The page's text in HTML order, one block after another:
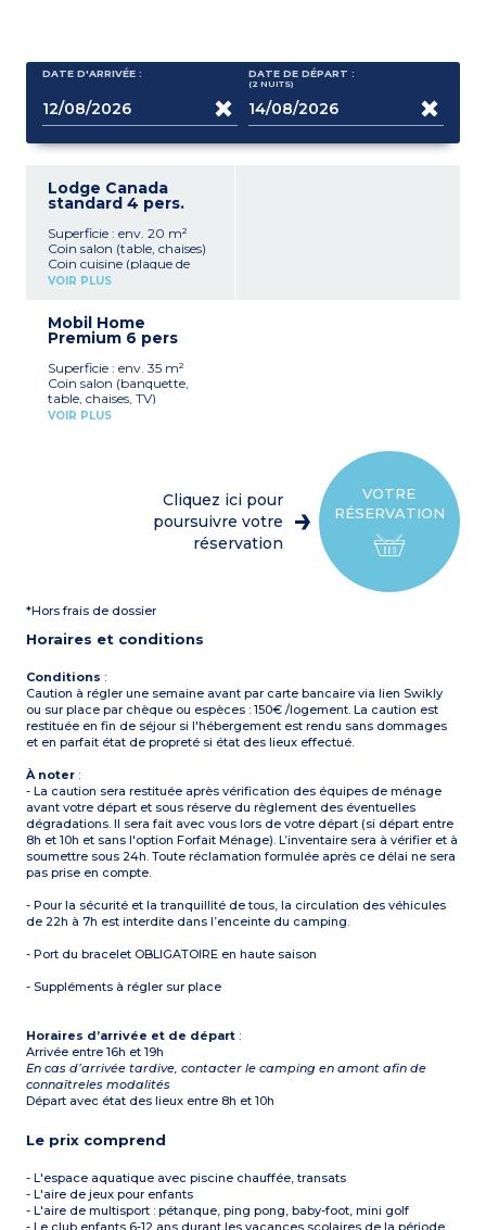
DATE D'ARRIVÉE : DATE DE DÉPART :
(2 NUITS)
Lodge Canada
standard 4 pers.
Superficie : env. 20 m²
Coin salon (table, chaises)
Coin cuisine (plaque de
cuisson, réfrigérateur,
(140 x 190 cm)
1 chambre avec 2 lits
Terrasse couverte
Capacité max. 4
personnes
VOIR PLUS
Mobil Home
Premium 6 pers
Superficie : env. 35 m²
Coin salon (banquette,
table, chaises, TV)
Coin cuisine (plaque de
1 chambre avec 1 lit double
2 chambres avec 2 lits
simples (80 x 190 cm)
Salle d'eau avec douche et
avec salon de jardin
personnes
VOIR PLUS
VOTRE
RÉSERVATION
Cliquez ici pour
poursuivre votre
réservation
*Hors frais de dossier
Horaires et conditions
Conditions :
Caution à régler une semaine avant par carte bancaire via lien Swikly
ou sur place par chèque ou espèces : 150€ /logement. La caution est
restituée en fin de séjour si l'hébergement est rendu sans dommages
et en parfait état de propreté si état des lieux effectué.
À noter :
- La caution sera restituée après vérification des équipes de ménage
avant votre départ et sous réserve du règlement des éventuelles
dégradations. Il sera fait avec vous lors de votre départ (si départ entre
8h et 10h et sans l'option Forfait Ménage). L’inventaire sera à vérifier et à
soumettre sous 24h. Toute réclamation formulée après ce délai ne sera
pas prise en compte.
- Pour la sécurité et la tranquillité de tous, la circulation des véhicules
de 22h à 7h est interdite dans l’enceinte du camping.
- Port du bracelet OBLIGATOIRE en haute saison
- Suppléments à régler sur place
Horaires d’arrivée et de départ :
Arrivée entre 16h et 19h
En cas d’arrivée tardive, contacter le camping en amont afin de
connaîtreles modalités
Départ avec état des lieux entre 8h et 10h
Le prix comprend
- L'espace aquatique avec piscine chauffée, transats
- L'aire de jeux pour enfants
- L'aire de multisport : pétanque, ping pong, baby-foot, mini golf